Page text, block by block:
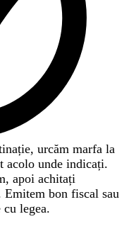
urcăm marfa la
acolo unde indicați.
apoi achitați
Emitem bon fiscal sau
legea.